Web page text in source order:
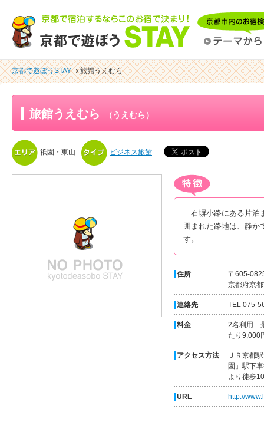
京都で遊ぼうSTAY 旅館うえむら
旅館うえむら （うえむら）
祇園・東山 ビジネス旅館
石塀小路にある片泊
囲まれた路地は、静か
す。
住所
〒605-
京都府京
連絡先 TEL 075-
料金
2名利用
たり9,000
アクセス方法
ＪＲ京都
園」駅下
より徒歩
URL http://